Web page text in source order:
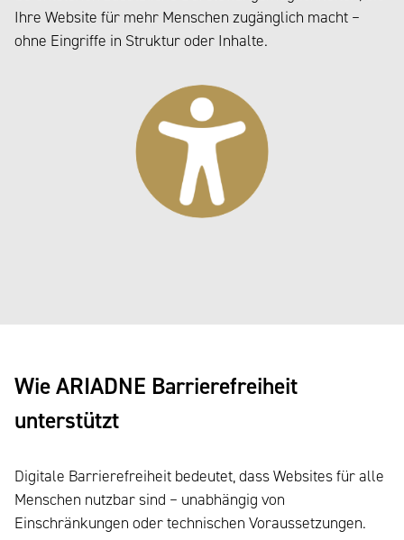
Ihre Website für mehr Menschen zugänglich macht –
ohne Eingriffe in Struktur oder Inhalte.
Wie ARIADNE Barrierefreiheit
unterstützt
Digitale Barrierefreiheit bedeutet, dass Websites für alle
Menschen nutzbar sind – unabhängig von
Einschränkungen oder technischen Voraussetzungen.